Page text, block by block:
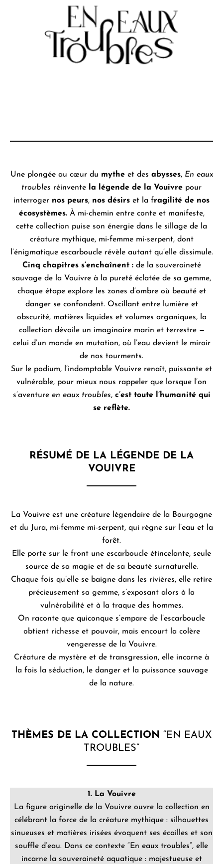
Une plongée au cœur du mythe et des abysses, En eaux
troubles réinvente la légende de la Vouivre pour
interroger nos peurs, nos désirs et la fragilité de nos
écosystèmes.À mi-chemin entre conte et manifeste,
cette collection puise son énergie dans le sillage de la
créature mythique, mi-femme mi-serpent, dont
l’énigmatique escarboucle révèle autant qu’elle dissimule.
Cinq chapitres s’enchaînent : de la souveraineté
sauvage de la Vouivre à la pureté éclatée de sa gemme,
chaque étape explore les zones d’ombre où beauté et
danger se confondent. Oscillant entre lumière et
obscurité, matières liquides et volumes organiques, la
collection dévoile un imaginaire marin et terrestre —
celui d’un monde en mutation, où l’eau devient le miroir
de nos tourments.
Sur le podium, l’indomptable Vouivre renaît, puissante et
vulnérable, pour mieux nous rappeler que lorsque l’on
s’aventure en eaux troubles, c’est toute l’humanité qui
se reflète.
RÉSUMÉ DE LA LÉGENDE DE LA
VOUIVRE
La Vouivre est une créature légendaire de la Bourgogne
et du Jura, mi-femme mi-serpent, qui règne sur l’eau et la
forêt.
Elle porte sur le front une escarboucle étincelante, seule
source de sa magie et de sa beauté surnaturelle.
Chaque fois qu’elle se baigne dans les rivières, elle retire
précieusement sa gemme, s’exposant alors à la
vulnérabilité et à la traque des hommes.
On raconte que quiconque s’empare de l’escarboucle
obtient richesse et pouvoir, mais encourt la colère
vengeresse de la Vouivre.
Créature de mystère et de transgression, elle incarne à
la fois la séduction, le danger et la puissance sauvage
de la nature.
THÈMES DE LA COLLECTION “EN EAUX
TROUBLES”
1. La Vouivre
La figure originelle de la Vouivre ouvre la collection en
célébrant la force de la créature mythique : silhouettes
sinueuses et matières irisées évoquent ses écailles et son
souffle d’eau. Dans ce contexte “En eaux troubles”, elle
incarne la souveraineté aquatique : majestueuse et